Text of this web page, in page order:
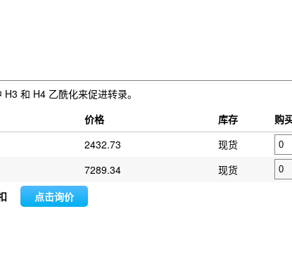
和 H4 乙酰化来促进转录。
价格 库存
购
2432.73
现货
7289.34
现货
点击询价